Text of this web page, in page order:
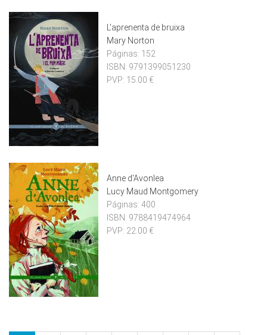
L'aprenenta de bruixa
Mary Norton
Páginas: 152
ISBN: 9791399051230
PVP: 15.00 €
Anne d'Avonlea
Lucy Maud Montgomery
Páginas: 400
ISBN: 9788419474964
PVP: 22.00 €
Pàgines